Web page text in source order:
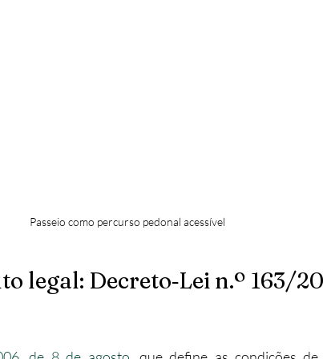
Passeio como percurso pedonal acessível
legal: Decreto‑Lei n.º 163/